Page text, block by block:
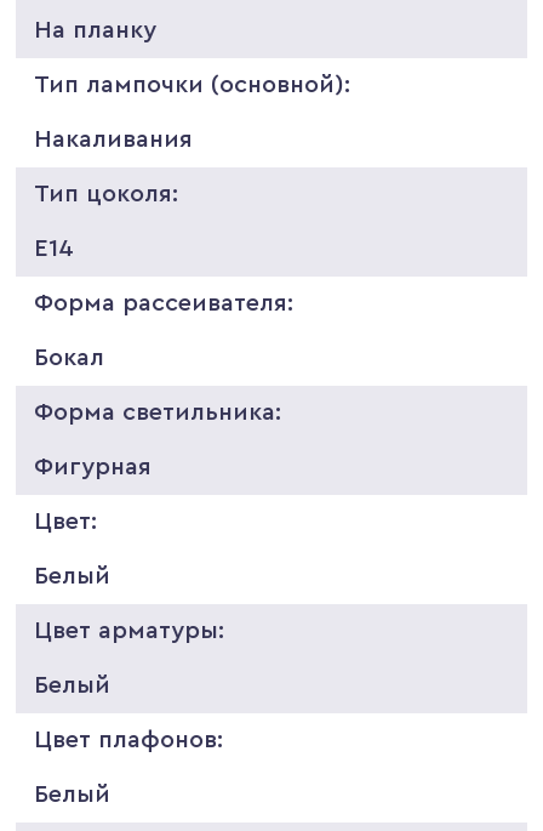
На планку
Тип лампочки (основной):
Накаливания
Тип цоколя:
E14
Форма рассеивателя:
Бокал
Форма светильника:
Фигурная
Цвет:
Белый
Цвет арматуры:
Белый
Цвет плафонов:
Белый